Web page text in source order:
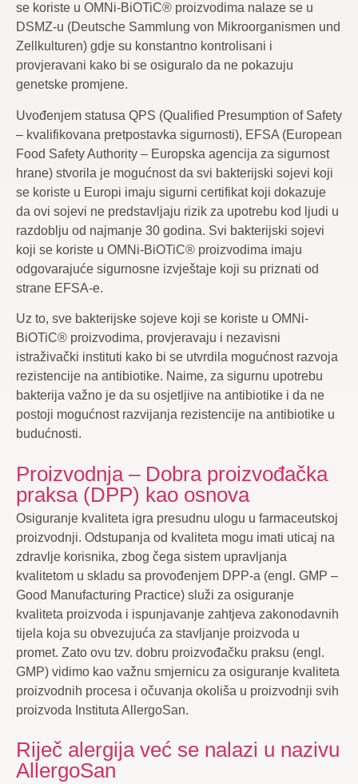
se koriste u OMNi-BiOTiC® proizvodima nalaze se u
DSMZ-u (Deutsche Sammlung von Mikroorganismen und
Zellkulturen) gdje su konstantno kontrolisani i
provjeravani kako bi se osiguralo da ne pokazuju
genetske promjene.
Uvođenjem statusa QPS (Qualified Presumption of Safety
– kvalifikovana pretpostavka sigurnosti), EFSA (European
Food Safety Authority – Europska agencija za sigurnost
hrane) stvorila je mogućnost da svi bakterijski sojevi koji
se koriste u Europi imaju sigurni certifikat koji dokazuje
da ovi sojevi ne predstavljaju rizik za upotrebu kod ljudi u
razdoblju od najmanje 30 godina. Svi bakterijski sojevi
koji se koriste u OMNi-BiOTiC® proizvodima imaju
odgovarajuće sigurnosne izvještaje koji su priznati od
strane EFSA-e.
Uz to, sve bakterijske sojeve koji se koriste u OMNi-
BiOTiC® proizvodima, provjeravaju i nezavisni
istraživački instituti kako bi se utvrdila mogućnost razvoja
rezistencije na antibiotike. Naime, za sigurnu upotrebu
bakterija važno je da su osjetljive na antibiotike i da ne
postoji mogućnost razvijanja rezistencije na antibiotike u
budućnosti.
Proizvodnja – Dobra proizvođačka
praksa (DPP) kao osnova
Osiguranje kvaliteta igra presudnu ulogu u farmaceutskoj
proizvodnji. Odstupanja od kvaliteta mogu imati uticaj na
zdravlje korisnika, zbog čega sistem upravljanja
kvalitetom u skladu sa provođenjem DPP-a (engl. GMP –
Good Manufacturing Practice) služi za osiguranje
kvaliteta proizvoda i ispunjavanje zahtjeva zakonodavnih
tijela koja su obvezujuća za stavljanje proizvoda u
promet. Zato ovu tzv. dobru proizvođačku praksu (engl.
GMP) vidimo kao važnu smjernicu za osiguranje kvaliteta
proizvodnih procesa i očuvanja okoliša u proizvodnji svih
proizvoda Instituta AllergoSan.
Riječ alergija već se nalazi u nazivu
AllergoSan